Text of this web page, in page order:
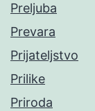
Preljuba
Prevara
Prijateljstvo
Prilike
Priroda